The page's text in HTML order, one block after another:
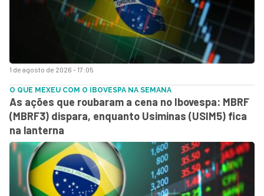
1 de agosto de 2026 - 17:05
O QUE MEXEU COM O IBOVESPA NA SEMANA
As ações que roubaram a cena no Ibovespa: MBRF
(MBRF3) dispara, enquanto Usiminas (USIM5) fica
na lanterna